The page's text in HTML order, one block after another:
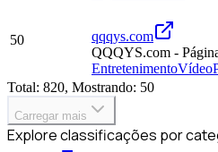
50
qqqys.com
QQQYS.com -
EntretenimentoVídeo
Total: 820, Mostrando: 50
Carregar mais
Explore classificações por